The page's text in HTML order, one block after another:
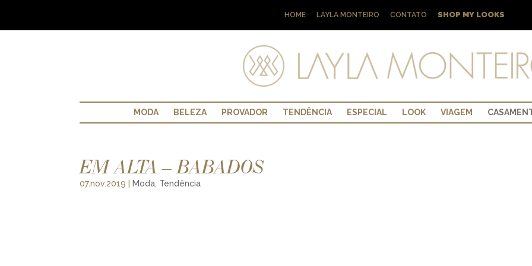
HOME LAYLA MONTEIRO CONTATO SHOP MY LOOKS
MODA BELEZA PROVADOR TENDÊNCIA ESPECIAL LOOK VIAGEM
EM ALTA – BABADOS
07.nov.2019 Moda, Tendência